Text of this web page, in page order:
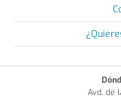
Avd. de